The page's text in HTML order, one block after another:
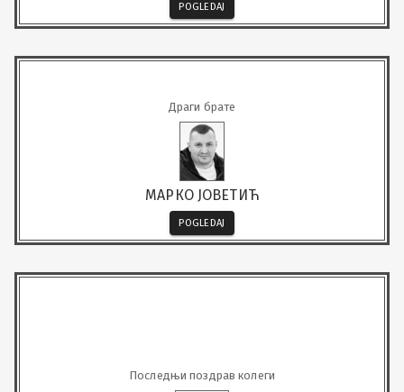
POGLEDAJ
Драги брате
МАРКО ЈОВЕТИЋ
POGLEDAJ
Последњи поздрав колеги